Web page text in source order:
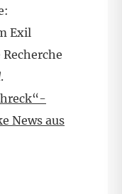
Exil
.
News aus